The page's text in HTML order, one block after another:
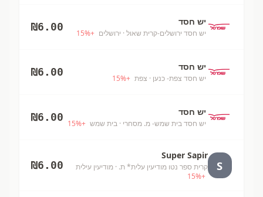
יש חסד
יש חסד ירושלים-קרית שאול · ירושלים +
15%
₪6.00
יש חסד
יש חסד צפת- כנען · צפת +
15%
₪6.00
יש חסד
יש חסד בית שמש- מ. מסחרי · בית שמש +
15%
₪6.00
S
Super Sapir
קרית ספר נטו מודיעין עלית* ת. · מודיעין עילית
+
15%
₪6.00